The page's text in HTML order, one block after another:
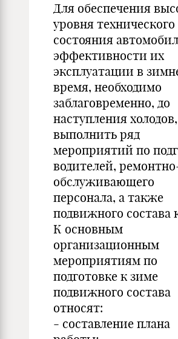
Для обеспечения
уровня технического
состояния
эффективности их
эксплуатации в
время, необходимо
заблаговременно, до
наступления холодов,
выполнить ряд
мероприятий по
водителей,
обслуживающего
персонала, а также
подвижного состава
К основным
организационным
мероприятиям по
подготовке к зиме
подвижного состава
относят:
- составление плана